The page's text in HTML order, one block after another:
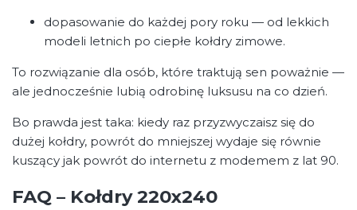
dopasowanie do każdej pory roku — od lekkich
modeli letnich po ciepłe kołdry zimowe.
To rozwiązanie dla osób, które traktują sen poważnie —
ale jednocześnie lubią odrobinę luksusu na co dzień.
Bo prawda jest taka: kiedy raz przyzwyczaisz się do
dużej kołdry, powrót do mniejszej wydaje się równie
kuszący jak powrót do internetu z modemem z lat 90.
FAQ – Kołdry 220x240